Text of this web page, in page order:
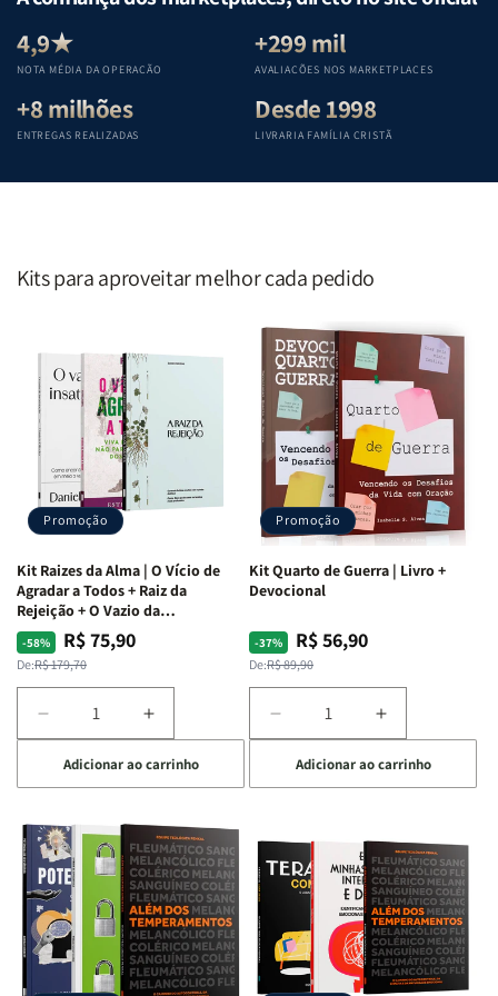
Equipe
Teológica
Penkal
Equipe
Penkal
Equipe
Teológica
Penkal
Equipe
4,9★
NOTA MÉDIA DA OPERAÇÃO
+299 mil
AVALIAÇÕES NOS MARKETPLACES
+8 milhões
ENTREGAS REALIZADAS
Desde 1998
LIVRARIA FAMÍLIA CRISTÃ
Kits para aproveitar melhor cada pedido
Promoção
Kit Raizes da Alma | O Vício de
Agradar a Todos + Raiz da
Rejeição + O Vazio da
Insatisfação.
-58%
Preço
normal
De:R$ 179,70
Preço
promocional
R$ 75,90
Diminuir
a
quantidade
de
Raizes
da
Alma
|
O
Vício
Aumentar
a
quantidade
de
Raizes
da
Alma
|
O
Vício
de
Adicionar ao carrinho
Promoção
Kit Quarto de Guerra | Livro +
Devocional
-37%
Preço
normal
De:R$ 89,90
Preço
promocional
R$ 56,90
Diminuir
a
quantidade
de
Quarto
de
Guerra
Livro
+
Devocional
Aumentar
a
quantidade
de
Quarto
de
Guerra
|
Livro
+
Devocional
Adicionar ao carrinho